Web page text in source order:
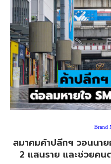
Brand
สมาคมค้าปลีกฯ วอนนาย
2 แสนราย และช่วยคน